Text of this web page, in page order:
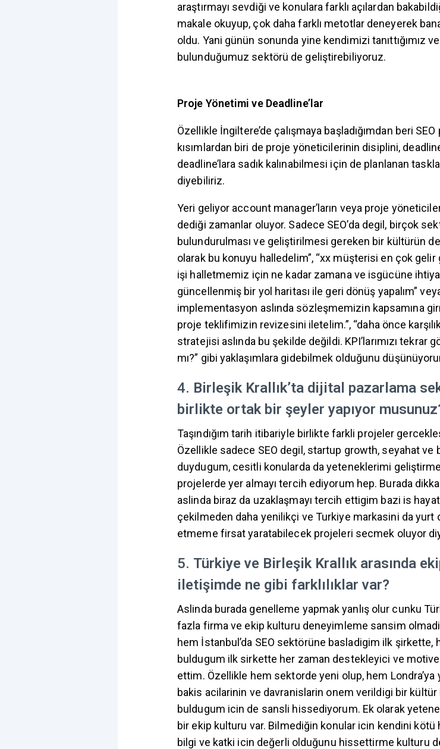
araştırmayı sevdiği ve konulara farklı açılardan
makale okuyup, çok daha farklı metotlar deneyerek
oldu. Yani günün sonunda yine kendimizi tanıttığımız
bulunduğumuz sektörü de geliştirebiliyoruz.
Proje Yönetimi ve Deadline’lar
Özellikle İngiltere’de çalışmaya başladığımdan beri
kısımlardan biri de proje yöneticilerinin disiplini,
deadline’lara sadık kalınabilmesi için de planlanan
diyebiliriz.
Yeri geliyor account manager’ların veya proje
dediği zamanlar oluyor. Sadece SEO’da degil, birçok
bulundurulması ve geliştirilmesi gereken bir kültürün
olarak bu konuyu halledelim”, “xx müşterisi en çok
işi halletmemiz için ne kadar zamana ve isgücüne
güncellenmiş bir yol haritası ile geri dönüş yapalım”
implementasyon aslında sözleşmemizin kapsamına
proje teklifimizin revizesini iletelim.”, “daha önce
stratejisi aslında bu şekilde değildi. KPI’larımızı tekrar
mı?” gibi yaklaşımlara gidebilmek olduğunu
4. Birleşik Krallık’ta dijital pazarlama
birlikte ortak bir şeyler yapıyor
Taşındığım tarih itibariyle birlikte farkli projeler
Özellikle sadece SEO degil, startup growth, seyahat ve
duydugum, cesitli konularda da yeteneklerimi
projelerde yer almayı tercih ediyorum hep. Burada
aslinda biraz da uzaklaşmayı tercih ettigim bazi is
çekilmeden daha yenilikçi ve Turkiye markasini da yurt
etmeme firsat yaratabilecek projeleri secmek oluyor
5. Türkiye ve Birleşik Krallık arasında
iletişimde ne gibi farklılıklar var?
Aslinda burada genelleme yapmak yanlış olur cunku
fazla firma ve ekip kulturu deneyimleme sansim
hem İstanbul’da SEO sektörüne basladigim ilk şirkette,
buldugum ilk sirkette her zaman destekleyici ve
ettim. Özellikle hem sektorde yeni olup, hem
bakis acilarinin ve davranislarin onem verildigi bir
buldugum icin de sansli hissediyorum. Ek olarak
bir ekip kulturu var. Bilmediğin konular icin kendini
bilgi ve katki icin değerli olduğunu hissettirme kulturu